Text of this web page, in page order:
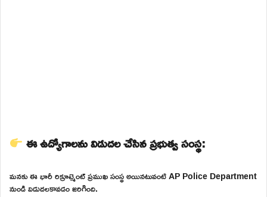
ఈ ఉద్యోగాలను విడుదల చేసిన ప్రభుత్వ సంస్థ:
మనకు ఈ భారీ రిక్రూట్మెంట్ ప్రముఖ సంస్థ అయినటువంటి AP Police Department
నుండి విడుదలకావడం జరిగింది.